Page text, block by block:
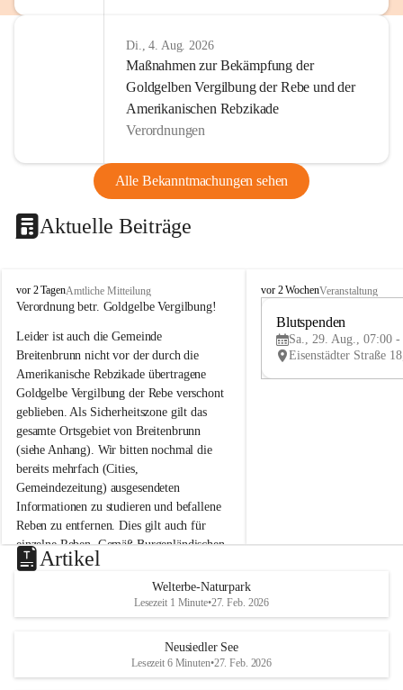
Di., 4. Aug. 2026
Maßnahmen zur Bekämpfung der
Goldgelben Vergilbung der Rebe und der
Amerikanischen Rebzikade
Verordnungen
Alle Bekanntmachungen sehen
Aktuelle Beiträge
B
r
i
t
e
n
b
r
u
n
n
a
m
N
e
u
s
d
S
vor 2 TagenAmtliche Mitteilung
Verordnung betr. Goldgelbe Vergilbung!
Leider ist auch die Gemeinde
Breitenbrunn nicht vor der durch die
Amerikanische Rebzikade übertragene
Goldgelbe Vergilbung der Rebe verschont
geblieben. Als Sicherheitszone gilt das
gesamte Ortsgebiet von Breitenbrunn
(siehe Anhang). Wir bitten nochmal die
bereits mehrfach (Cities,
Gemeindezeitung) ausgesendeten
Informationen zu studieren und befallene
Reben zu entfernen. Dies gilt auch für
einzelne Reben. Gemäß Burgenländischen
Weinbaugesetz sind nicht gepflegte oder
unzulässige Weingärten zu roden! Bitte
helfen wir zusammen um unsere Winzer
vor den prognostizierten Ernteausfällen
und den daraus folgenden wirtschaftlichen
B
e
u
e
d
r
S
vor 2 WochenVeranstaltung
Blutspenden
Sa., 29. Aug., 07:00 -
Artikel
Welterbe-Naturpark
Lesezeit 1 Minute•27. Feb. 2026
Neusiedler See
Lesezeit 6 Minuten•27. Feb. 2026